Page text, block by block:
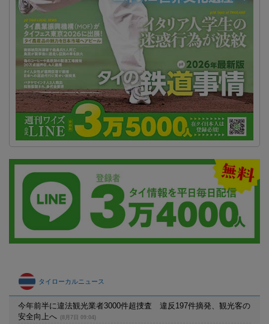
タイローカルニュース
今年前半に違法観光業者3000件超捜査 違反197件摘発、観光客の
安全向上へ
(8月7日 09:04)